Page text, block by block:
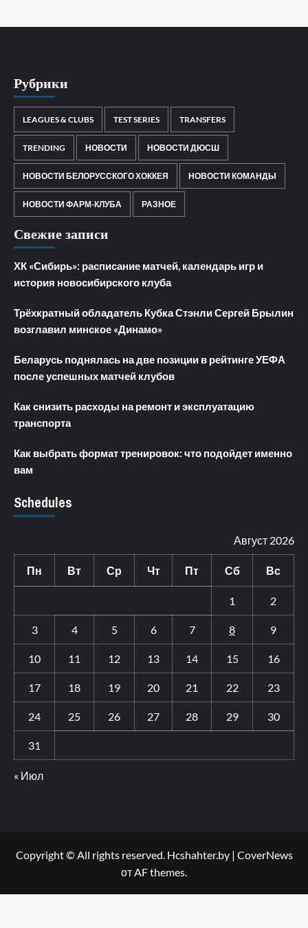
Рубрики
LEAGUES & CLUBS TEST SERIES TRANSFERS
TRENDING НОВОСТИ НОВОСТИ ДЮСШ
НОВОСТИ БЕЛОРУССКОГО ХОККЕЯ НОВОСТИ КОМАНДЫ
НОВОСТИ ФАРМ-КЛУБА РАЗНОЕ
Свежие записи
ХК «Сибирь»: расписание матчей, календарь игр и
история новосибирского клуба
Трёхкратный обладатель Кубка Стэнли Сергей Брылин
возглавил минское «Динамо»
Беларусь поднялась на две позиции в рейтинге УЕФА
после успешных матчей клубов
Как снизить расходы на ремонт и эксплуатацию
транспорта
Как выбрать формат тренировок: что подойдет именно
вам
Schedules
Август 2026
Пн Вт Ср Чт Пт Сб Вс
1 2
3 4 5 6 7 8 9
10 11 12 13 14 15 16
17 18 19 20 21 22 23
24 25 26 27 28 29 30
31
« Июл
Copyright © All rights reserved. Hcshahter.by | CoverNews
от AF themes.